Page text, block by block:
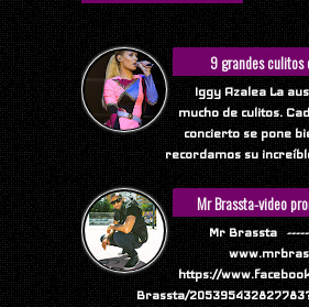
9 grandes culitos
Internet
Iggy Azalea La
mucho de culitos.
concierto se pone
recordamos su
Mr Brassta-video
Mr Brassta
https://
Brassta/